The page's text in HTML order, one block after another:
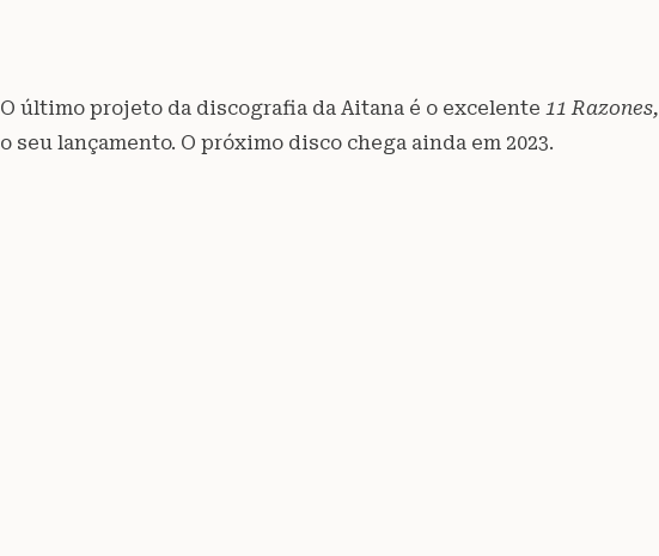
O último projeto da discografia da Aitana é o excelente 11 Razones,
o seu lançamento. O próximo disco chega ainda em 2023.